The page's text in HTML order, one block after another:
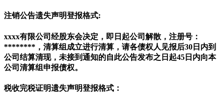
注销公告遗失声明登报格式:
xxxx有限公司经股东会决定，即日起公司解散，注册号：
********，清算组成立进行清算，请各债权人见报后30日内到
公司结算清现，未接到通知的自此公告发布之日起45日内向本
公司清算组申报债权。
税收完税证明遗失声明登报格式：